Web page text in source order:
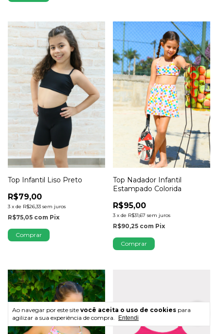
Ao navegar por este site você aceita o uso de cookies para
agilizar a sua experiência de compra.
Entendi
Top Infantil Liso Preto
R$79,00
3 x de R$26,33 sem juros
R$75,05 com Pix
Comprar
Top Nadador Infantil
Estampado Colorida
R$95,00
3 x de R$31,67 sem juros
R$90,25 com Pix
Comprar